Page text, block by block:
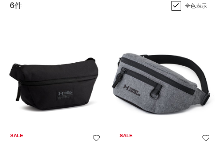
6件 全色表示
SALE SALE